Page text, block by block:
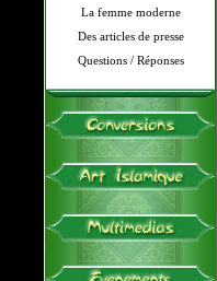
La femme moderne
Des articles de presse
Questions / Réponses